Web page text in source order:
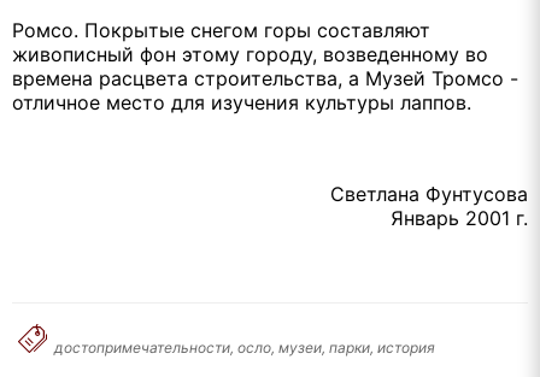
Ромсо. Покрытые снегом горы составляют
живописный фон этому городу, возведенному во
времена расцвета строительства, а Музей Тромсо -
отличное место для изучения культуры лаппов.
Светлана Фунтусова
Январь 2001 г.
достопримечательности, осло, музеи, парки, история